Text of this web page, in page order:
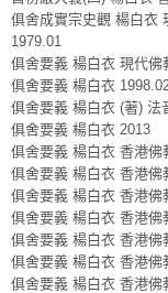
俱舍成實宗史觀 楊白衣
1979.01
俱舍要義 楊白衣 現代
俱舍要義 楊白衣
俱舍要義 楊白衣 (著) 法
俱舍要義 楊白衣 2013
俱舍要義 楊白衣 香港佛
俱舍要義 楊白衣 香港佛
俱舍要義 楊白衣 香港佛
俱舍要義 楊白衣 香港佛
俱舍要義 楊白衣 香港佛
俱舍要義 楊白衣 香港佛
俱舍要義 楊白衣 香港佛